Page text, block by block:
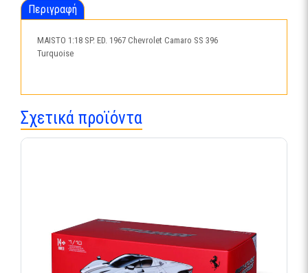
Περιγραφή
MAISTO 1:18 SP. ED. 1967 Chevrolet Camaro SS 396
Turquoise
Σχετικά προϊόντα